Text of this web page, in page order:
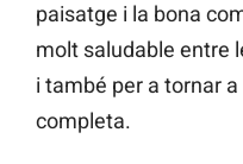
paisatge i la bona
molt saludable entre
i també per a tornar
completa.